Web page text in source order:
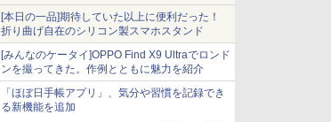
クの法人向け
[本日の一品]期待していた以上に便利だった！
折り曲げ自在のシリコン製スマホスタンド
[みんなのケータイ]OPPO Find X9 Ultraでロンド
ンを撮ってきた。作例とともに魅力を紹介
「ほぼ日手帳アプリ」、気分や習慣を記録でき
る新機能を追加